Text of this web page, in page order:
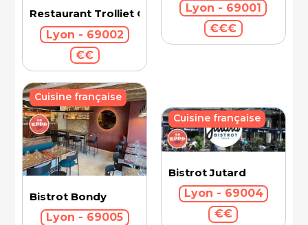
Restaurant Trolliet Grand Hotel Dieu
Lyon - 69002
€€
Lyon - 69001
€€€
Bistrot Bondy
Lyon - 69005
Cuisine française
Bistrot Jutard
Lyon - 69004
€€
Cuisine française